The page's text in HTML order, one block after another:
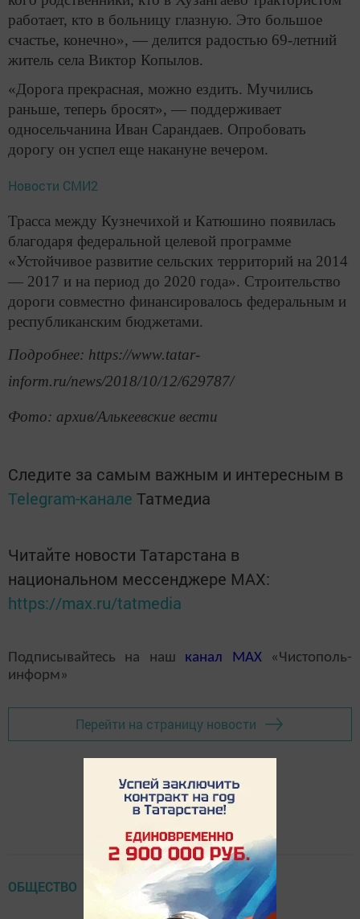
работает, кто в больницу глазную. Это большое
счастье, конечно», — делится радостью 69-летний
житель села Виктор Копылов.
«Дорога прекрасная, можно ездить. Мучились
раньше, теперь бросят», — поддерживает
односельчанина Иван Сарандаев. Опробовать
дорогу он успел еще накануне вечером.
Новости СМИ2
Трасса между Кузнечихой и Катюшино появилась
благодаря федеральной целевой программе
«Устойчивое развитие сельских территорий на 2014
— 2017 и на период до 2020 года». Строительство
дороги совместно финансировалось федеральным и
республиканским бюджетами.
Подробнее: https://www.tatar-
inform.ru/news/2018/10/12/629787/
Фото: архив/Алькеевские вести
Следите за самым важным и интересным в
Telegram-канале Татмедиа
Читайте новости Татарстана в
национальном мессенджере MАХ:
https://max.ru/tatmedia
Подписывайтесь на наш канал MAX«Чистополь-
информ»
Перейти на страницу новости
ОБЩЕСТВО